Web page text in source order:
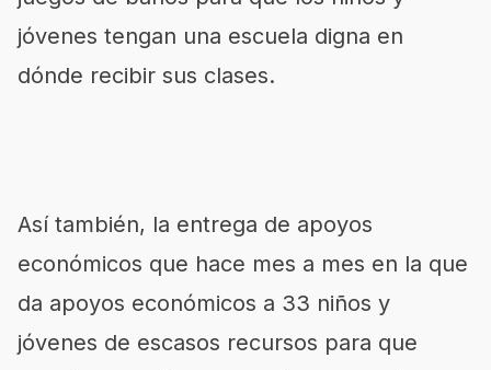
jóvenes tengan una escuela digna en
dónde recibir sus clases.
Así también, la entrega de apoyos
económicos que hace mes a mes en la que
da apoyos económicos a 33 niños y
jóvenes de escasos recursos para que